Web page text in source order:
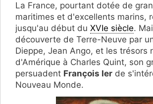
La France, pourtant dotée de
maritimes et d'excellents marins,
jusqu'au début du XVIe siècle.
découverte de Terre-Neuve par
Dieppe, Jean Ango, et les trésors
d'Amérique à Charles Quint, son
persuadent François Ier de
Nouveau Monde.